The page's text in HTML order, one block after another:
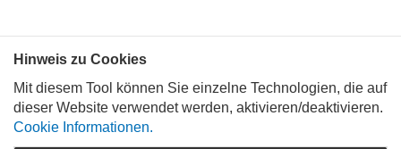
Hinweis zu Cookies
Mit diesem Tool können Sie einzelne Technologien, die auf
dieser Website verwendet werden, aktivieren/deaktivieren.
Cookie Informationen.